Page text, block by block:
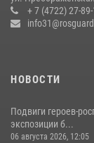
Старооскольского
10 июля 2026, 06:30
+ 7 (4722) 27-
НОВОСТИ
Подвиги
экспозиции б...
06 августа 2026, 12:05